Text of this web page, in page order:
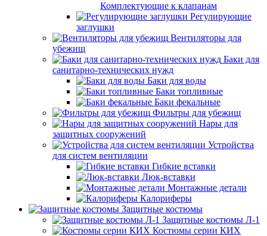
Комплектующие к клапанам
Регулирующие
заглушки
Вентиляторы для
убежищ
Баки для
санитарно-технических нужд
Баки для воды
Баки топливные
Баки фекальные
Фильтры для убежищ
Нары для
защитных сооружений
Устройства
для систем вентиляции
Гибкие вставки
Люк-вставки
Монтажные детали
Калориферы
Защитные костюмы
Защитные костюмы Л-1
Костюмы серии КИХ